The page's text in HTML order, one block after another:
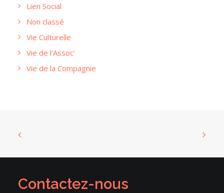
Lien Social
Non classé
Vie Culturelle
Vie de l'Assoc'
Vie de la Compagnie
Contactez-nous